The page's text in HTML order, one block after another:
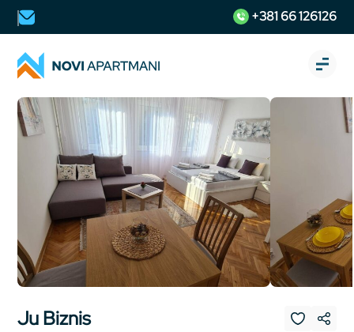
+381 66 126126
Ju Biznis